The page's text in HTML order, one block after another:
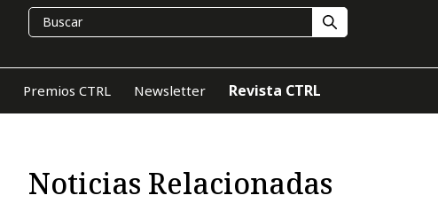
Premios CTRL Newsletter Revista CTRL
Noticias Relacionadas